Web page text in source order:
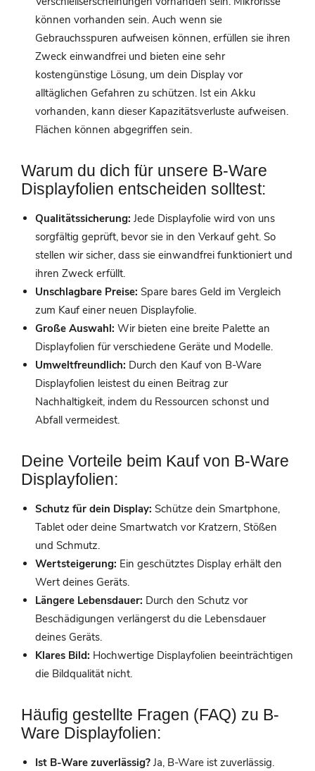
können vorhanden sein. Auch wenn sie
Gebrauchsspuren aufweisen können, erfüllen sie ihren
Zweck einwandfrei und bieten eine sehr
kostengünstige Lösung, um dein Display vor
alltäglichen Gefahren zu schützen. Ist ein Akku
vorhanden, kann dieser Kapazitätsverluste aufweisen.
Flächen können abgegriffen sein.
Warum du dich für unsere B-Ware
Displayfolien entscheiden solltest:
Qualitätssicherung: Jede Displayfolie wird von uns
sorgfältig geprüft, bevor sie in den Verkauf geht. So
stellen wir sicher, dass sie einwandfrei funktioniert und
ihren Zweck erfüllt.
Unschlagbare Preise: Spare bares Geld im Vergleich
zum Kauf einer neuen Displayfolie.
Große Auswahl: Wir bieten eine breite Palette an
Displayfolien für verschiedene Geräte und Modelle.
Umweltfreundlich: Durch den Kauf von B-Ware
Displayfolien leistest du einen Beitrag zur
Nachhaltigkeit, indem du Ressourcen schonst und
Abfall vermeidest.
Deine Vorteile beim Kauf von B-Ware
Displayfolien:
Schutz für dein Display: Schütze dein Smartphone,
Tablet oder deine Smartwatch vor Kratzern, Stößen
und Schmutz.
Wertsteigerung: Ein geschütztes Display erhält den
Wert deines Geräts.
Längere Lebensdauer: Durch den Schutz vor
Beschädigungen verlängerst du die Lebensdauer
deines Geräts.
Klares Bild: Hochwertige Displayfolien beeinträchtigen
die Bildqualität nicht.
Häufig gestellte Fragen (FAQ) zu B-
Ware Displayfolien:
Ist B-Ware zuverlässig? Ja, B-Ware ist zuverlässig.